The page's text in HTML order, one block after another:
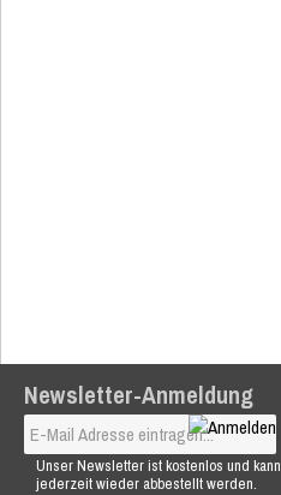
Newsletter-Anmeldung
Unser Newsletter ist kostenlos und kann
jederzeit wieder abbestellt werden.